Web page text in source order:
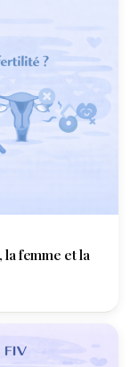
la femme et la